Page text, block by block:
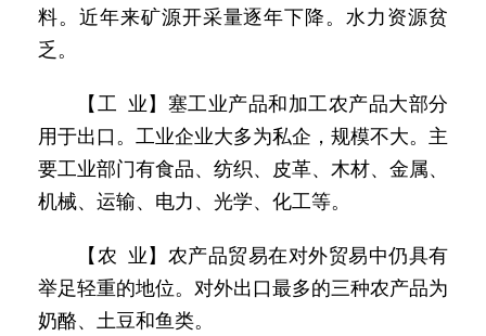
料。近年来矿源开采量逐年下降。水力资源贫
乏。
【工 业】塞工业产品和加工农产品大部分
用于出口。工业企业大多为私企，规模不大。主
要工业部门有食品、纺织、皮革、木材、金属、
机械、运输、电力、光学、化工等。
【农 业】农产品贸易在对外贸易中仍具有
举足轻重的地位。对外出口最多的三种农产品为
奶酪、土豆和鱼类。